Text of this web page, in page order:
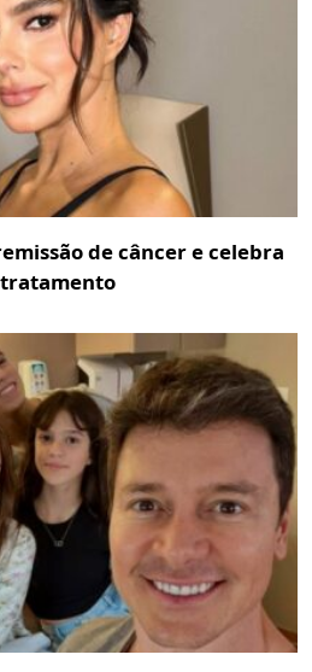
de câncer e celebra